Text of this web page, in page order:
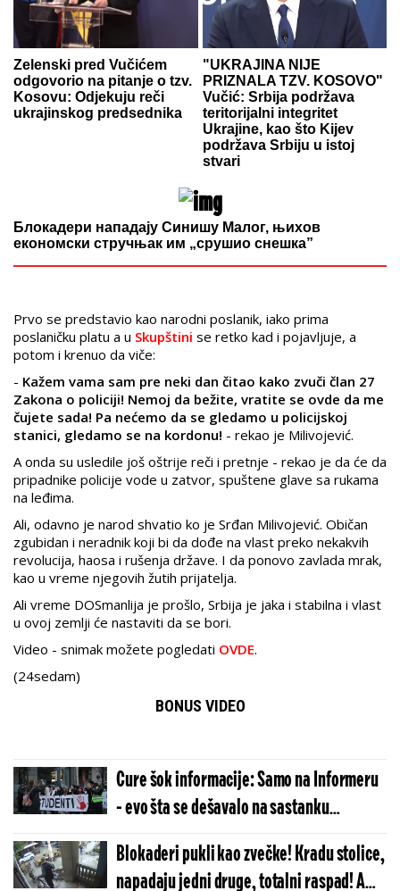
Zelenski pred Vučićem
odgovorio na pitanje o tzv.
Kosovu: Odjekuju reči
ukrajinskog predsednika
"UKRAJINA NIJE
PRIZNALA TZV. KOSOVO"
Vučić: Srbija podržava
teritorijalni integritet
Ukrajine, kao što Kijev
podržava Srbiju u istoj
stvari
Блокадери нападају Синишу Малог, њихов
економски стручњак им „срушио снешка”
Prvo se predstavio kao narodni poslanik, iako prima
poslaničku platu a u Skupštini se retko kad i pojavljuje, a
potom i krenuo da viče:
- Kažem vama sam pre neki dan čitao kako zvuči član 27
Zakona o policiji! Nemoj da bežite, vratite se ovde da me
čujete sada! Pa nećemo da se gledamo u policijskoj
stanici, gledamo se na kordonu! - rekao je Milivojević.
A onda su usledile još oštrije reči i pretnje - rekao je da će da
pripadnike policije vode u zatvor, spuštene glave sa rukama
na leđima.
Ali, odavno je narod shvatio ko je Srđan Milivojević. Običan
zgubidan i neradnik koji bi da dođe na vlast preko nekakvih
revolucija, haosa i rušenja države. I da ponovo zavlada mrak,
kao u vreme njegovih žutih prijatelja.
Ali vreme DOSmanlija je prošlo, Srbija je jaka i stabilna i vlast
u ovoj zemlji će nastaviti da se bori.
Video - snimak možete pogledati OVDE.
(24sedam)
BONUS VIDEO
Cure šok informacije: Samo na Informeru
- evo šta se dešavalo na sastanku
blokadera u Beogradu, otkrili ko im je trn
u oku
Blokaderi pukli kao zvečke! Kradu stolice,
napadaju jedni druge, totalni raspad! A